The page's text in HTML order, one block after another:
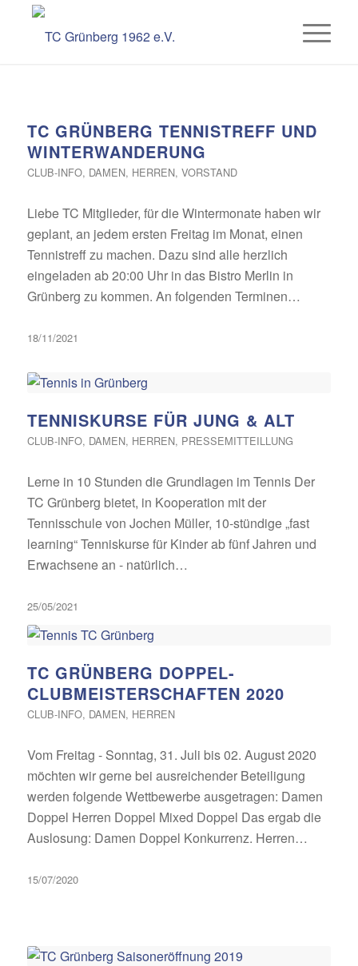
TC GRÜNBERG TENNISTREFF UND
WINTERWANDERUNG
CLUB-INFO, DAMEN, HERREN, VORSTAND
Liebe TC Mitglieder, für die Wintermonate haben wir
geplant, an jedem ersten Freitag im Monat, einen
Tennistreff zu machen. Dazu sind alle herzlich
eingeladen ab 20:00 Uhr in das Bistro Merlin in
Grünberg zu kommen. An folgenden Terminen…
18/11/2021
TENNISKURSE FÜR JUNG & ALT
CLUB-INFO, DAMEN, HERREN, PRESSEMITTEILLUNG
Lerne in 10 Stunden die Grundlagen im Tennis Der
TC Grünberg bietet, in Kooperation mit der
Tennisschule von Jochen Müller, 10-stündige „fast
learning“ Tenniskurse für Kinder ab fünf Jahren und
Erwachsene an - natürlich…
25/05/2021
TC GRÜNBERG DOPPEL-
CLUBMEISTERSCHAFTEN 2020
CLUB-INFO, DAMEN, HERREN
Vom Freitag - Sonntag, 31. Juli bis 02. August 2020
möchten wir gerne bei ausreichender Beteiligung
werden folgende Wettbewerbe ausgetragen: Damen
Doppel Herren Doppel Mixed Doppel Das ergab die
Auslosung: Damen Doppel Konkurrenz. Herren…
15/07/2020